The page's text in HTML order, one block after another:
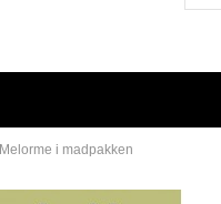
Melorme i madpakken